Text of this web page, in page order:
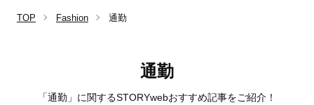
TOP Fashion 通勤
通勤
「通勤」に関するSTORYwebおすすめ記事をご紹介！